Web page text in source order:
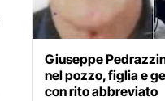
Giuseppe
nel pozzo, figlia e
con rito abbreviato